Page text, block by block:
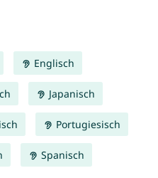
Englisch
Japanisch
Portugiesisch
Spanisch